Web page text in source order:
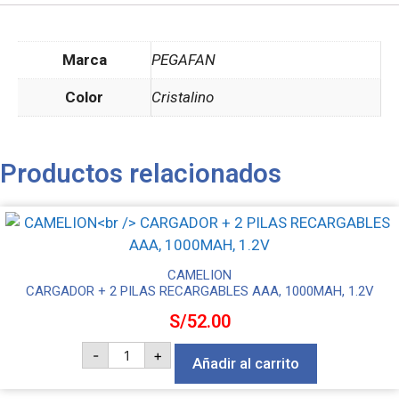
Marca PEGAFAN
Color Cristalino
Productos relacionados
CAMELION
CARGADOR + 2 PILAS RECARGABLES AAA, 1000MAH, 1.2V
S/52.00
- CAMELION
CARGADOR
2
+ Añadir al carrito